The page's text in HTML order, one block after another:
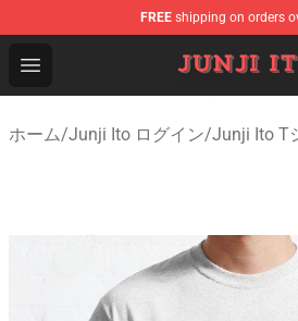
FREE shipping on orders
Open menu
Junji Ito Store - Official Junji Ito
ホーム/Junji Ito ログイン/Junji Ito T